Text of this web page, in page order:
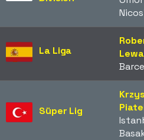
La Liga
Süper Lig